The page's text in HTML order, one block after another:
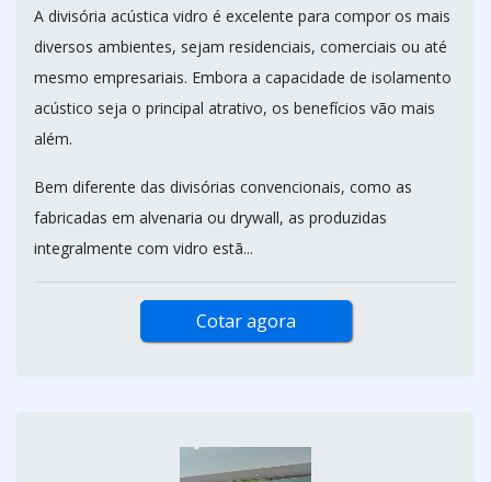
A divisória acústica vidro é excelente para compor os mais
diversos ambientes, sejam residenciais, comerciais ou até
mesmo empresariais. Embora a capacidade de isolamento
acústico seja o principal atrativo, os benefícios vão mais
além.
Bem diferente das divisórias convencionais, como as
fabricadas em alvenaria ou drywall, as produzidas
integralmente com vidro estã...
Cotar agora